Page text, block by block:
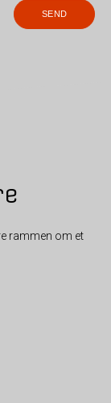
rammen om et